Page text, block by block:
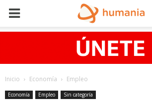
Inicio Economía Empleo
Economía Empleo Sin categoría